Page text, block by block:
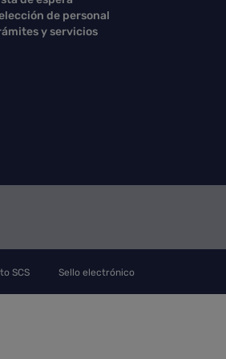
de personal
y servicios
SCS Sello electrónico